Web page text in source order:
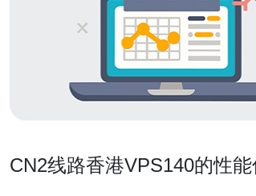
CN2线路香港VPS140的性